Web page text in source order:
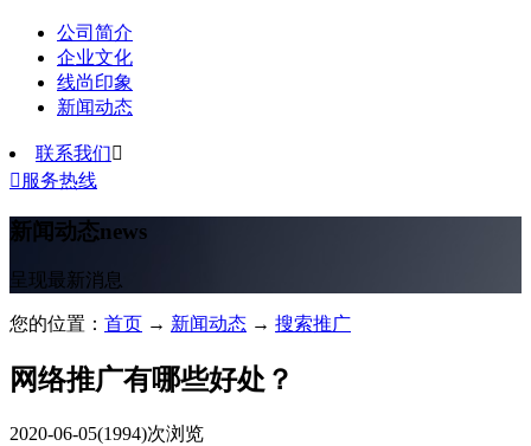
公司简介
企业文化
线尚印象
新闻动态
联系我们
 服务热线
新闻动态news
呈现最新消息
您的位置： 首页 → 新闻动态 → 搜索推广
网络推广有哪些好处？
2020-06-05(1994)次浏览